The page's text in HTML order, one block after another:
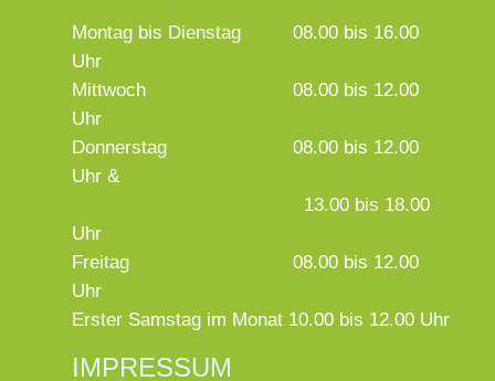
Montag bis Dienstag
08.00 bis 16.00
Uhr
Mittwoch
08.00 bis 12.00
Uhr
Donnerstag
08.00 bis 12.00
Uhr &
13.00 bis 18.00
Uhr
Freitag
08.00 bis 12.00
Uhr
Erster Samstag im Monat 10.00 bis 12.00 Uhr
IMPRESSUM